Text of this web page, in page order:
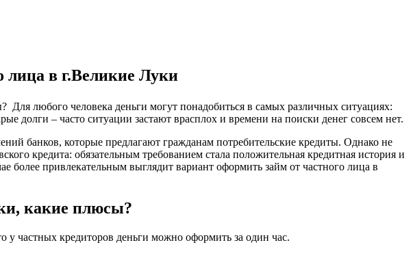
лица в г.Великие Луки
Для любого человека деньги могут понадобиться в самых различных ситуациях:
долги – часто ситуации застают врасплох и времени на поиски денег совсем нет.
банков, которые предлагают гражданам потребительские кредиты. Однако не
кредита: обязательным требованием стала положительная кредитная история и
привлекательным выглядит вариант оформить займ от частного лица в
какие плюсы?
у частных кредиторов деньги можно оформить за один час.